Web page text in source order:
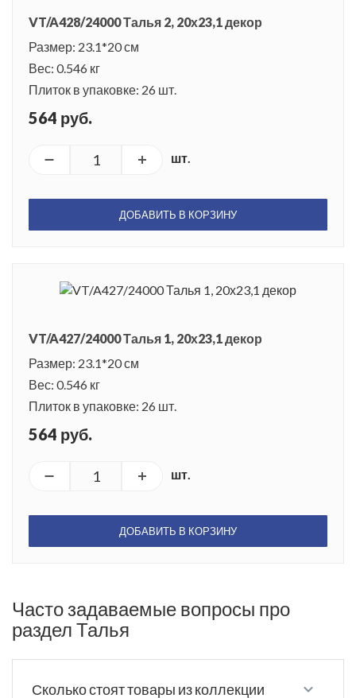
VT/A428/24000 Талья 2, 20х23,1 декор
Размер: 23.1*20 см
Вес: 0.546 кг
Плиток в упаковке: 26 шт.
564 руб.
шт.
ДОБАВИТЬ В КОРЗИНУ
VT/A427/24000 Талья 1, 20х23,1 декор
Размер: 23.1*20 см
Вес: 0.546 кг
Плиток в упаковке: 26 шт.
564 руб.
шт.
ДОБАВИТЬ В КОРЗИНУ
Часто задаваемые вопросы про
раздел Талья
Сколько стоят товары из коллекции